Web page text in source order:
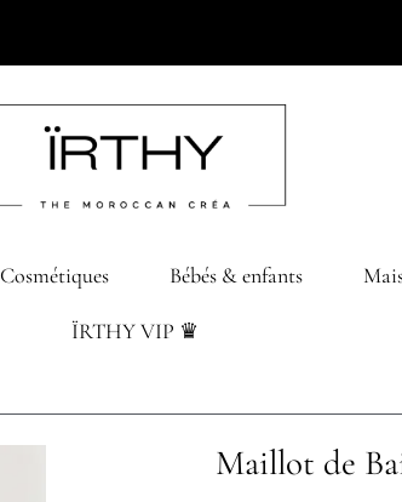
Cosmétiques Bébés & enfants
ÏRTHY VIP ♛
Maillot de